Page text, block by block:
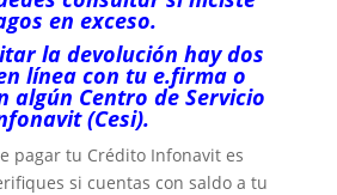
en exceso.
la devolución hay dos
línea con tu e.firma o
algún Centro de Servicio
(Cesi).
pagar tu Crédito Infonavit es
si cuentas con saldo a tu